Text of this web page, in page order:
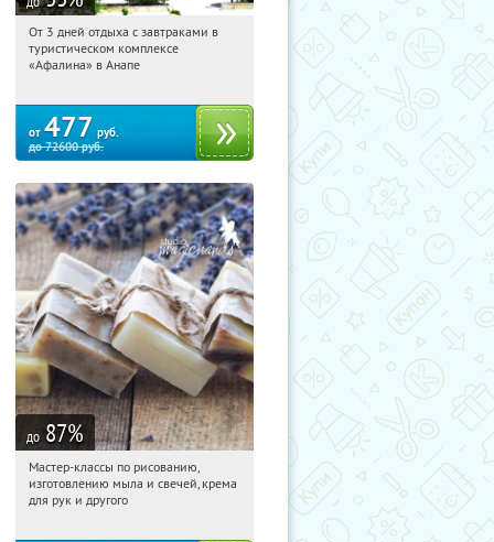
06:27:56 Купили:
Краснодарский край, г. Анапа,
От 3 дней отдыха с завтраками в
туристическом комплексе
«Афалина» в Анапе
от 477 руб.
до72600руб.
до 87%
06:27:56 Купили:
Новослободская
Мастер-классы по рисованию,
изготовлению мыла и свечей, крема
для рук и другого